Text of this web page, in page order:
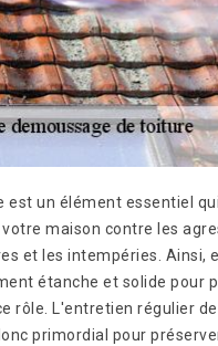
est un élément essentiel
maison contre les
et les intempéries. Ainsi,
étanche et solide pour
rôle. L'entretien régulier
primordial pour